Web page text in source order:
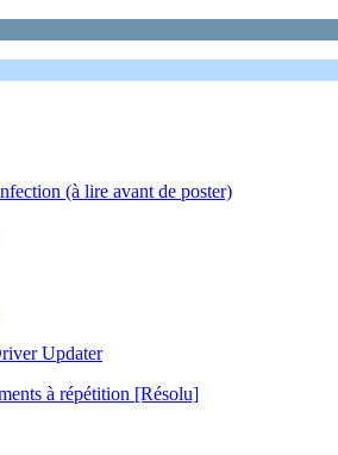
(à lire avant de poster)
Updater
à répétition [Résolu]